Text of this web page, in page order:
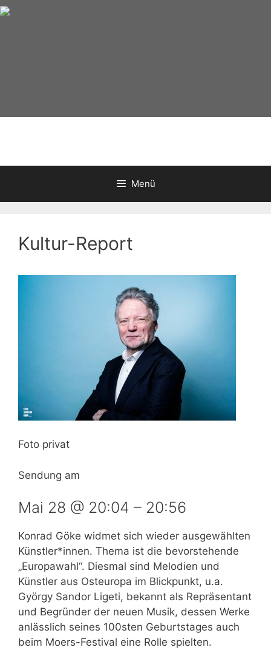
Zum
Menü
Kultur-Report
Foto privat
Sendung am
Mai 28 @ 20:04 – 20:56
Konrad Göke widmet sich wieder ausgewählten
Künstler*innen. Thema ist die bevorstehende
„Europawahl“. Diesmal sind Melodien und
Künstler aus Osteuropa im Blickpunkt, u.a.
György Sandor Ligeti, bekannt als Repräsentant
und Begründer der neuen Musik, dessen Werke
anlässlich seines 100sten Geburtstages auch
beim Moers-Festival eine Rolle spielten.